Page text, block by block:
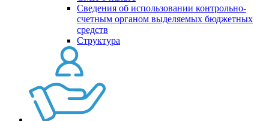
Сведения об использовании контрольно-
счетным органом выделяемых бюджетных
средств
Структура